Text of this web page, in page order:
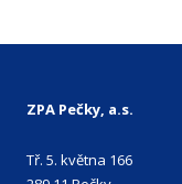
ZPA Pečky, a.s.
Tř. 5. května 166